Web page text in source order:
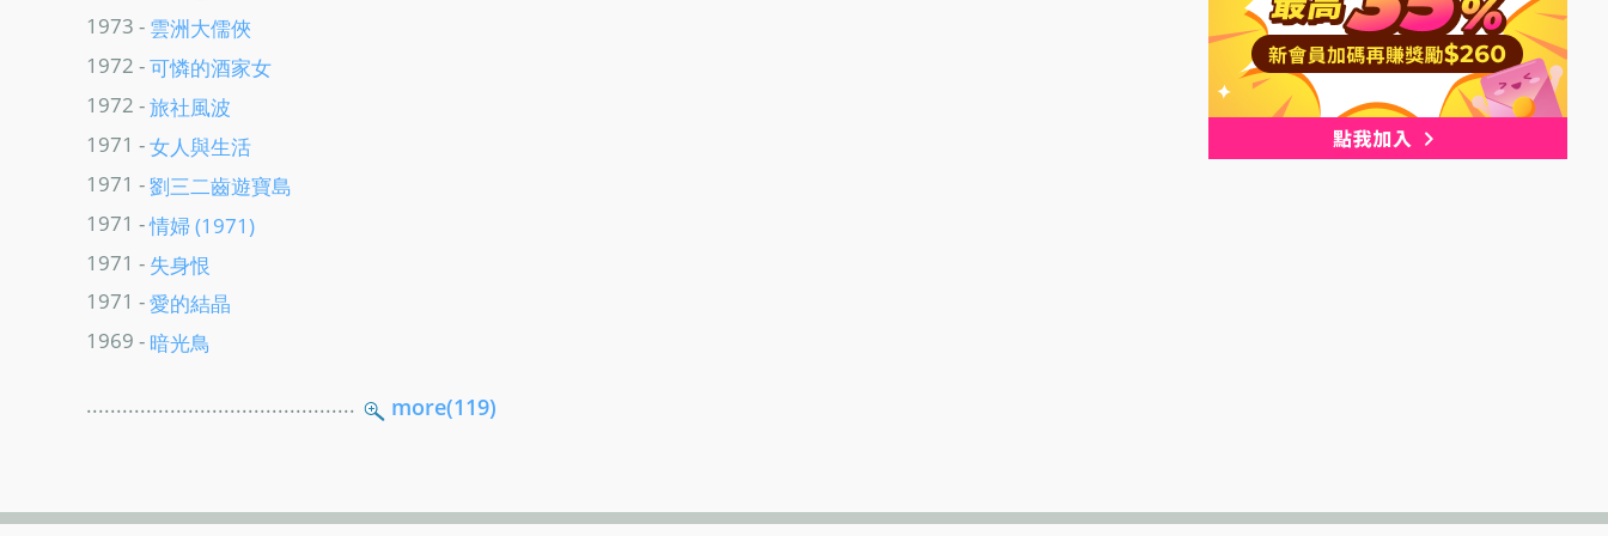
1973 - 雲洲大儒俠
1972 -可憐的酒家女
1972 -旅社風波
1971 -女人與生活
1971 -劉三二齒遊寶島
1971 -情婦 (1971)
1971 - 失身恨
1971 -愛的結晶
1969 - 暗光鳥
............................................. more(119)